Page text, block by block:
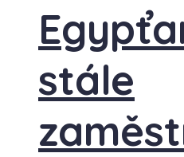
stále